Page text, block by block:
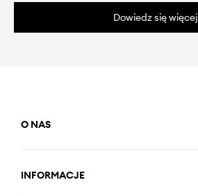
Dowiedz się więcej
O NAS
INFORMACJE